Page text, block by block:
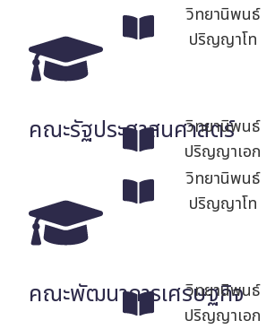
วิทยานิพนธ์
ปริญญาโท
คณะรัฐประศาสนศาสตร์
วิทยานิพนธ์
ปริญญาเอก
วิทยานิพนธ์
ปริญญาโท
คณะพัฒนาการเศรษฐกิจ
วิทยานิพนธ์
ปริญญาเอก